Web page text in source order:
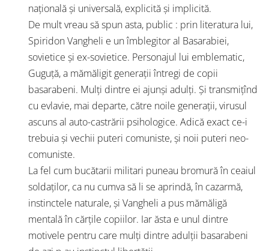
naţională şi universală, explicită şi implicită.
De mult vreau să spun asta, public : prin literatura lui,
Spiridon Vangheli e un îmblegitor al Basarabiei,
sovietice şi ex-sovietice. Personajul lui emblematic,
Guguţă, a mămăligit generaţii întregi de copii
basarabeni. Mulţi dintre ei ajunşi adulţi. Şi transmiţînd
cu evlavie, mai departe, către noile generaţii, virusul
ascuns al auto-castrării psihologice. Adică exact ce-i
trebuia şi vechii puteri comuniste, şi noii puteri neo-
comuniste.
La fel cum bucătarii militari puneau bromură în ceaiul
soldaţilor, ca nu cumva să li se aprindă, în cazarmă,
instinctele naturale, şi Vangheli a pus mămăligă
mentală în cărţile copiilor. Iar ăsta e unul dintre
motivele pentru care mulţi dintre adulţii basarabeni